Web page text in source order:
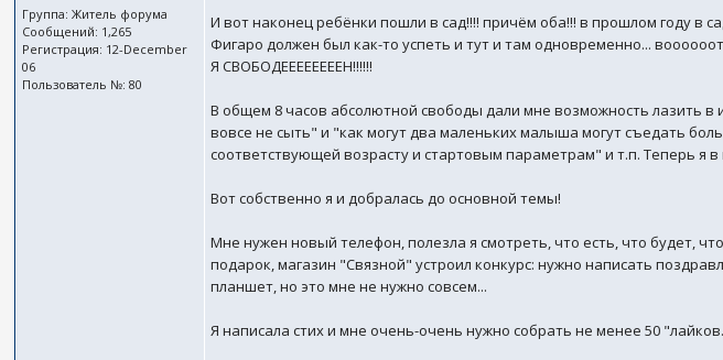
Группа: Житель форума
Сообщений: 1,265
Регистрация: 12-December
06
Пользователь №: 80
И вот наконец ребёнки пошли в сад!!!! причём оба!!! в прошлом году в
Фигаро должен был как-то успеть и тут и там одновременно...
Я СВОБОДЕЕЕЕЕЕЕЕН!!!!!!
В общем 8 часов абсолютной свободы дали мне возможность лазить в
вовсе не сыть" и "как могут два маленьких малыша могут съедать
соответствующей возрасту и стартовым параметрам" и т.п. Теперь я
Вот собственно я и добралась до основной темы!
Мне нужен новый телефон, полезла я смотреть, что есть, что будет,
подарок, магазин "Связной" устроил конкурс: нужно написать
планшет, но это мне не нужно совсем...
Я написала стих и мне очень-очень нужно собрать не менее 50